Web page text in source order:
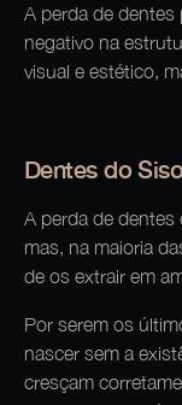
A perda de dentes
negativo na
visual e estético,
Dentes do
A perda de dentes
mas, na maioria
de os extrair em
Por serem os
nascer sem a
cresçam